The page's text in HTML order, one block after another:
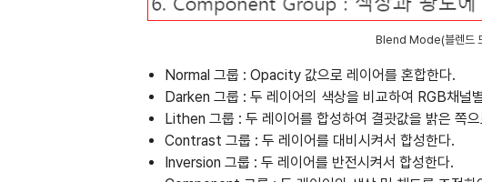
Blend Mode(블렌드
Normal 그룹 : Opacity 값으로 레이어를 혼합한다.
Darken 그룹 : 두 레이어의 색상을 비교하여 RGB채널
Lithen 그룹 : 두 레이어를 합성하여 결괏값을 밝은 쪽
Contrast 그룹 : 두 레이어를 대비시켜서 합성한다.
Inversion 그룹 : 두 레이어를 반전시켜서 합성한다.